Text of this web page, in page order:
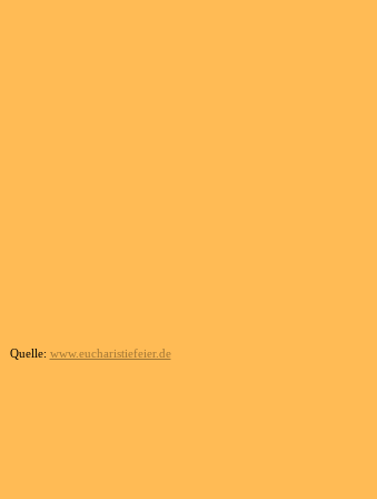
Quelle: www.eucharistiefeier.de